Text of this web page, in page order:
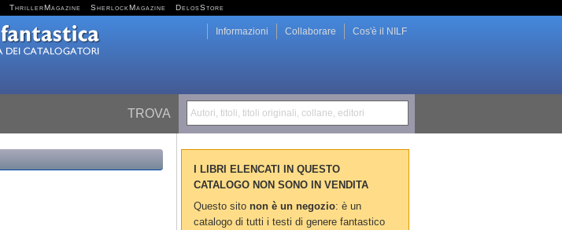
ThrillerMagazine SherlockMagazine DelosStore
TROVA Autori, titoli, titoli originali, collane, editori
Cos'è il NILF
Collaborare
Informazioni
I LIBRI ELENCATI IN QUESTO
CATALOGO NON SONO IN VENDITA
Questo sito non è un negozio: è un
catalogo di tutti i testi di genere fantastico